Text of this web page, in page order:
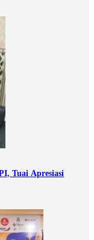
Tuai Apresiasi